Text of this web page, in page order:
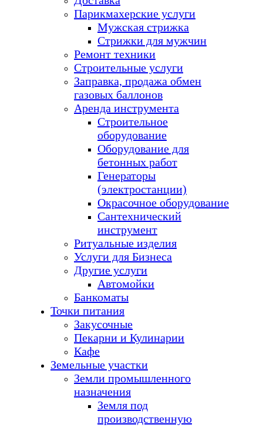
Парикмахерские услуги
Мужская стрижка
Стрижки для мужчин
Ремонт техники
Строительные услуги
Заправка, продажа обмен
газовых баллонов
Аренда инструмента
Строительное
оборудование
Оборудование для
бетонных работ
Генераторы
(электростанции)
Окрасочное оборудование
Сантехнический
инструмент
Ритуальные изделия
Услуги для Бизнеса
Другие услуги
Автомойки
Банкоматы
Точки питания
Закусочные
Пекарни и Кулинарии
Кафе
Земельные участки
Земли промышленного
назначения
Земля под
производственную